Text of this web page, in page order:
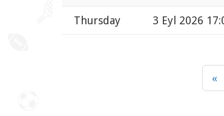
Thursday 3 Eyl 2026
«